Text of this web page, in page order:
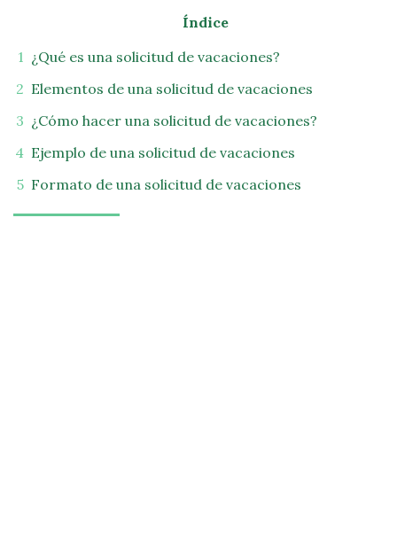
Índice
¿Qué es una solicitud de vacaciones?
Elementos de una solicitud de vacaciones
¿Cómo hacer una solicitud de vacaciones?
Ejemplo de una solicitud de vacaciones
Formato de una solicitud de vacaciones